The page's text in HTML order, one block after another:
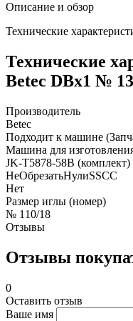
Описание и обзор
Технические
Технические
Betec DBx1 №
Производитель
Betec
Подходит к машине
Машина для
JK-Т5878-58В (комплект)
НеОбрезатьНулиSSCC
Нет
Размер иглы (номер)
№ 110/18
Отзывы
Отзывы
0
Оставить отзыв
Ваше имя